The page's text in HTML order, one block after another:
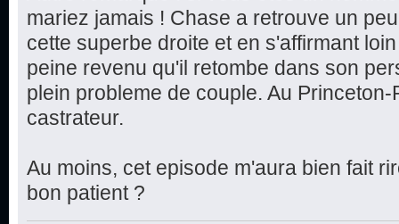
mariez jamais ! Chase a retrouve un
cette superbe droite et en s'affirmant
peine revenu qu'il retombe dans son
plein probleme de couple. Au
castrateur.
Au moins, cet episode m'aura bien fait
bon patient ?